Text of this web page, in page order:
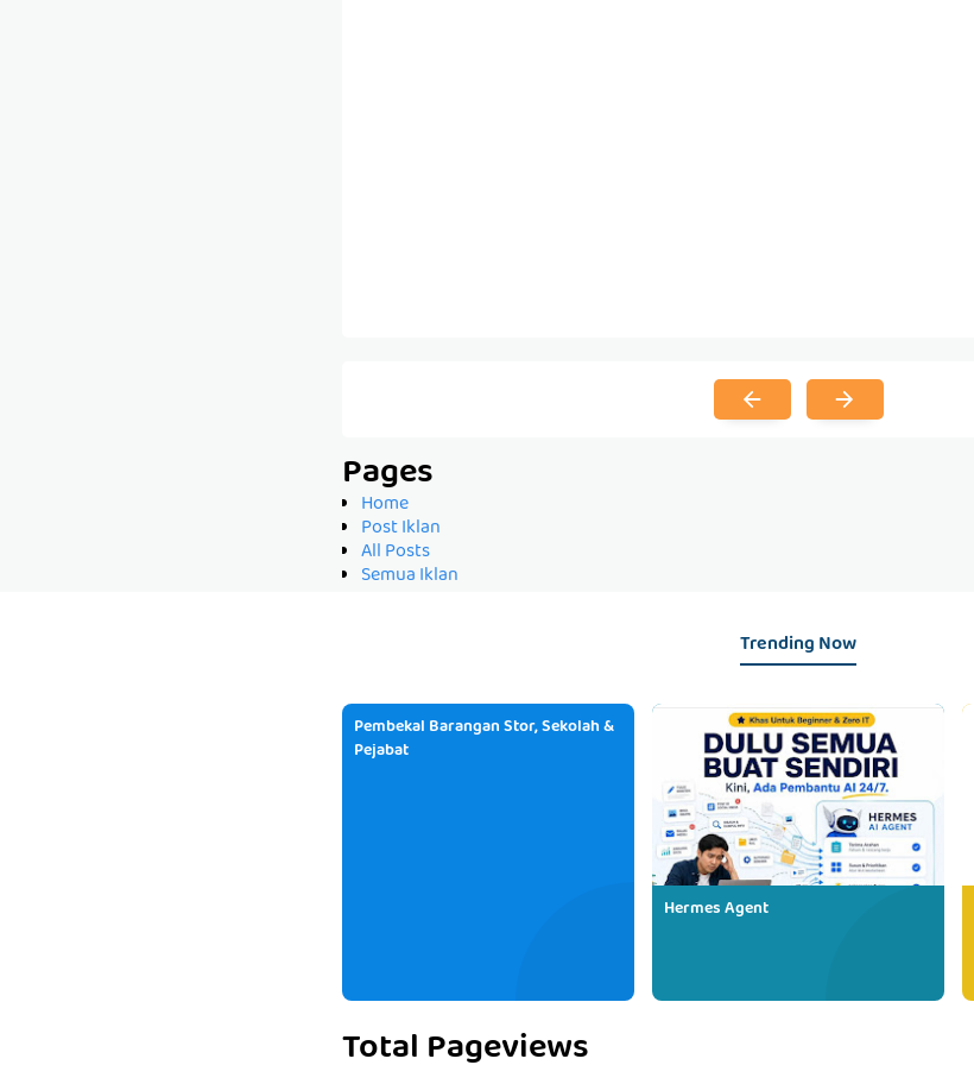
Pages
Home
Post Iklan
All Posts
Semua Iklan
Trending Now
Pembekal Barangan Stor, Sekolah &
Pejabat
Hermes Agent
Total Pageviews